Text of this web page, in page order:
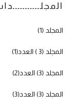
المجلد (1)
المجلد (3 ) العدد(1)
المجلد (3) العدد(2)
المجلد (3) العدد(3)